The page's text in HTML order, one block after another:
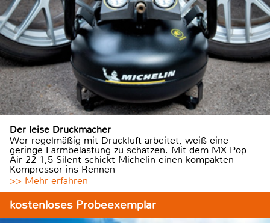
Der leise Druckmacher
Wer regelmäßig mit Druckluft arbeitet, weiß eine
geringe Lärmbelastung zu schätzen. Mit dem MX Pop
Air 22-1,5 Silent schickt Michelin einen kompakten
Kompressor ins Rennen
>> Mehr erfahren
kostenloses Probeexemplar